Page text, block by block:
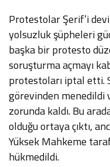
Protestolar Şerif’i
yolsuzluk şüpheleri
başka bir protesto
soruşturma açmayı
protestoları iptal etti.
görevinden
zorunda kaldı. Bu
olduğu ortaya çıktı,
Yüksek Mahkeme
hükmedildi.